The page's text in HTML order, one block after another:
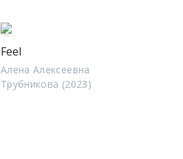
Feel
Алена Алексеевна
Трубникова (2023)